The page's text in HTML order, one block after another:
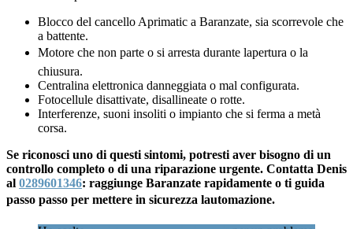
Blocco del cancello Aprimatic a Baranzate, sia scorrevole che
a battente.
Motore che non parte o si arresta durante lapertura o la
chiusura.
Centralina elettronica danneggiata o mal configurata.
Fotocellule disattivate, disallineate o rotte.
Interferenze, suoni insoliti o impianto che si ferma a metà
corsa.
Se riconosci uno di questi sintomi, potresti aver bisogno di un
controllo completo o di una riparazione urgente. Contatta Denis
al 0289601346: raggiunge Baranzate rapidamente o ti guida
passo passo per mettere in sicurezza lautomazione.